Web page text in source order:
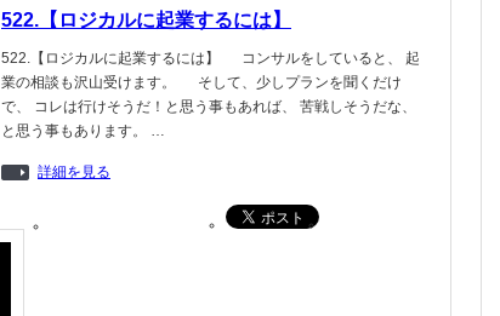
522.【ロジカルに起業するには】
522.【ロジカルに起業するには】 コンサルをしていると、 起
業の相談も沢山受けます。 そして、少しプランを聞くだけ
で、 コレは行けそうだ！と思う事もあれば、 苦戦しそうだな、
と思う事もあります。 …
詳細を見る